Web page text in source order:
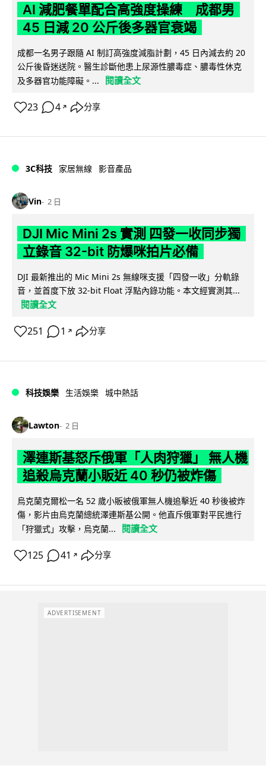
AI 減肥餐單配合高強度操練 成都男
45 日減 20 公斤後多器官衰竭
成都一名男子跟隨 AI 制訂高強度減脂計劃，45 日內減去約 20
公斤後昏迷送院。醫生診斷他患上尿源性膿毒症、膿毒性休克
及多器官功能障礙。...
閱讀全文
23 4 ↗ 分享
3C科技 家居無線 影音產品
Vin 2 日
DJI Mic Mini 2s 實測 四發一收同步獨
立錄音 32-bit 防爆咪拍片必備
DJI 最新推出的 Mic Mini 2s 無線咪支援「四發一收」分軌錄
音，並首度下放 32-bit Float 浮點內錄功能。本文經實測其...
閱讀全文
251 1 ↗ 分享
科技娛樂 生活娛樂 城中熱話
Lawton 2 日
澤連斯基怒斥俄軍「人肉狩獵」 無人機
追殺烏克蘭小販近 40 秒仍被炸傷
烏克蘭克爾松一名 52 歲小販被俄軍無人機追擊近 40 秒後被炸
傷，影片由烏克蘭總統澤連斯基公開。他直斥俄軍對平民進行
「狩獵式」攻擊，烏克蘭...
閱讀全文
125 41 ↗ 分享
ADVERTISEMENT